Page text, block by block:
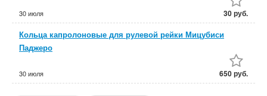
30 июля 30 руб.
Кольца капролоновые для рулевой рейки Мицубиси
Паджеро
30 июля 650 руб.